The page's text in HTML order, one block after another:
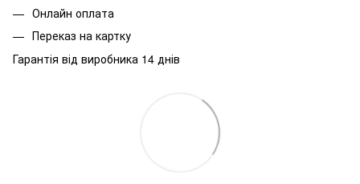
Онлайн оплата
Переказ на картку
Гарантія від виробника 14 днів